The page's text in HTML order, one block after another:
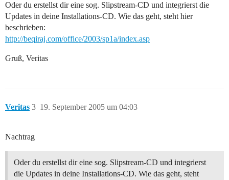
Oder du erstellst dir eine sog. Slipstream-CD und integrierst die
Updates in deine Installations-CD. Wie das geht, steht hier
beschrieben:
http://beqiraj.com/office/2003/sp1a/index.asp
Gruß, Veritas
Veritas 19. September 2005 um 04:03
3
Nachtrag
Oder du erstellst dir eine sog. Slipstream-CD und integrierst
die Updates in deine Installations-CD. Wie das geht, steht